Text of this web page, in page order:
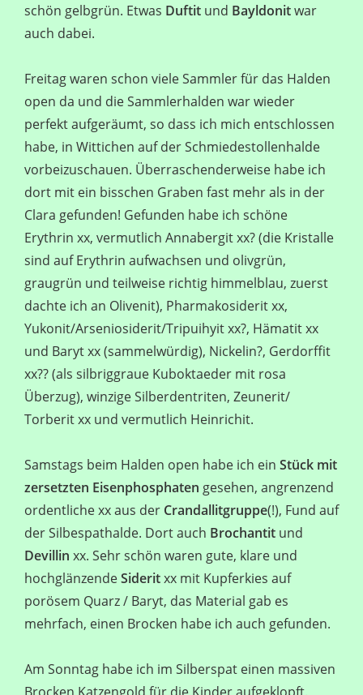
schön gelbgrün. Etwas Duftit und Bayldonitwar
auch dabei.
Freitag waren schon viele Sammler für das Halden
open da und die Sammlerhalden war wieder
perfekt aufgeräumt, so dass ich mich entschlossen
habe, in Wittichen auf der Schmiedestollenhalde
vorbeizuschauen. Überraschenderweise habe ich
dort mit ein bisschen Graben fast mehr als in der
Clara gefunden! Gefunden habe ich schöne
Erythrin xx, vermutlich Annabergit xx? (die Kristalle
sind auf Erythrin aufwachsen und olivgrün,
graugrün und teilweise richtig himmelblau, zuerst
dachte ich an Olivenit), Pharmakosiderit xx,
Yukonit/Arseniosiderit/Tripuihyit xx?, Hämatit xx
und Baryt xx (sammelwürdig), Nickelin?, Gerdorffit
xx?? (als silbriggraue Kuboktaeder mit rosa
Überzug), winzige Silberdentriten, Zeunerit/
Torberit xx und vermutlich Heinrichit.
Samstags beim Halden open habe ich ein Stück mit
zersetzten Eisenphosphaten gesehen, angrenzend
ordentliche xx aus der Crandallitgruppe(!), Fund auf
der Silbespathalde. Dort auch Brochantit und
Devillin xx. Sehr schön waren gute, klare und
hochglänzendeSideritxx mit Kupferkies auf
porösem Quarz / Baryt, das Material gab es
mehrfach, einen Brocken habe ich auch gefunden.
Am Sonntag habe ich im Silberspat einen massiven